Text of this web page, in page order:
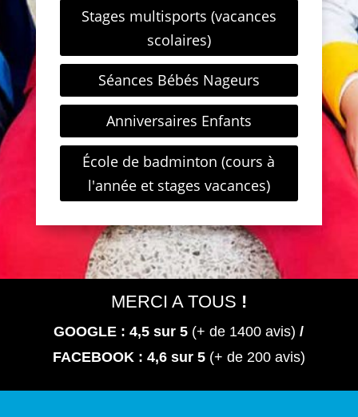
Stages multisports (vacances
scolaires)
Séances Bébés Nageurs
Anniversaires Enfants
École de badminton (cours à
l'année et stages vacances)
MERCI A TOUS !
GOOGLE : 4,5sur 5 (+ de 1400 avis) /
FACEBOOK : 4,6 sur 5 (+ de 200 avis)